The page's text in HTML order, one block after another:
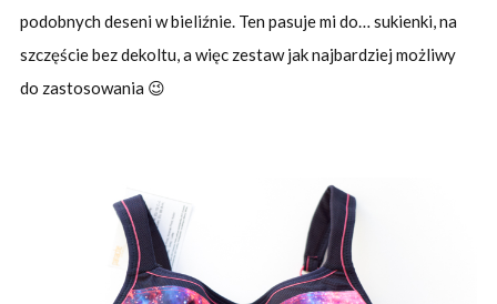
podobnych deseni w bieliźnie. Ten pasuje mi do… sukienki, na
szczęście bez dekoltu, a więc zestaw jak najbardziej możliwy
do zastosowania 😉